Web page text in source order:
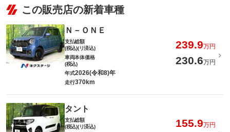
この販売店の新着車種
Ｎ－ＯＮＥ
支払総額
(税込)(リ済込)
239.9万円
車両本体価格
(税込)
230.6万円
年式2026(令和8)年
走行370km
タント
支払総額
(税込)(リ済込)
155.9万円